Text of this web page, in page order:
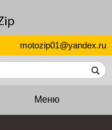
motozip01@yandex.ru
Меню